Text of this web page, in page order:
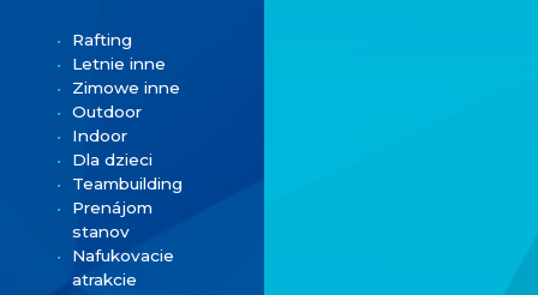
Rafting
Letnie inne
Zimowe inne
Outdoor
Indoor
Dla dzieci
Teambuilding
Prenájom
stanov
Nafukovacie
atrakcie